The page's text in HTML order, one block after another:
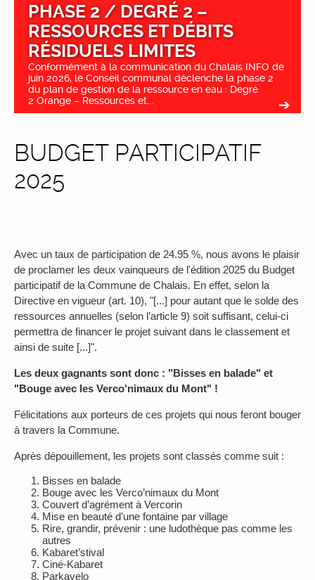
PHASE 2 / DEGRÉ 2 –
RESSOURCES ET DÉBITS
RÉSIDUELS LIMITES
Conformément à la communication du Chalais INFO de
juin 2026, le Conseil communal déclenche la phase 2
du plan de gestion de la ressource en eau : Degré
2 Orange – Ressources et...
BUDGET PARTICIPATIF
2025
Avec un taux de participation de 24.95 %, nous avons le plaisir
de proclamer les deux vainqueurs de l'édition 2025 du Budget
participatif de la Commune de Chalais. En effet, selon la
Directive en vigueur (art. 10), "[...] pour autant que le solde des
ressources annuelles (selon l’article 9) soit suffisant, celui-ci
permettra de financer le projet suivant dans le classement et
ainsi de suite [...]".
Les deux gagnants sont donc : "Bisses en balade" et
"Bouge avec les Verco'nimaux du Mont" !
Félicitations aux porteurs de ces projets qui nous feront bouger
à travers la Commune.
Après dépouillement, les projets sont classés comme suit :
Bisses en balade
Bouge avec les Verco’nimaux du Mont
Couvert d’agrément à Vercorin
Mise en beauté d’une fontaine par village
Rire, grandir, prévenir : une ludothèque pas comme les
autres
Kabaret’stival
Ciné-Kabaret
Parkavelo